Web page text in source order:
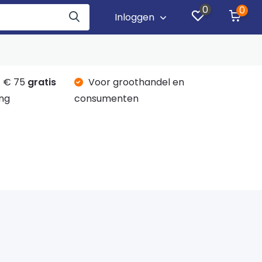
Inloggen
0 0
€ 75 gratis
Voor groothandel en
consumenten